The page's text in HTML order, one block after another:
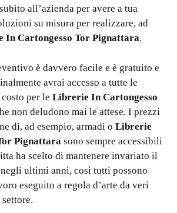
all’azienda per avere a tua
su misura per realizzare, ad
In Cartongesso Tor Pignattara.
è davvero facile e è gratuito e
avrai accesso a tutte le
per le Librerie In Cartongesso
non deludono mai le attese. I prezzi
di, ad esempio, armadi o Librerie
Pignattara sono sempre accessibili
ha scelto di mantenere invariato il
ultimi anni, così tutti possono
eseguito a regola d’arte da veri